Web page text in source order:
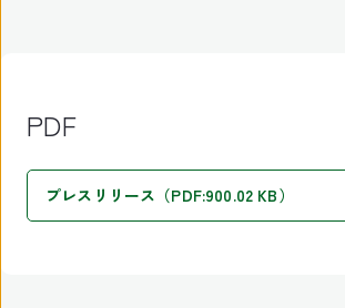
PDF
プレスリリース（PDF:900.02 KB）